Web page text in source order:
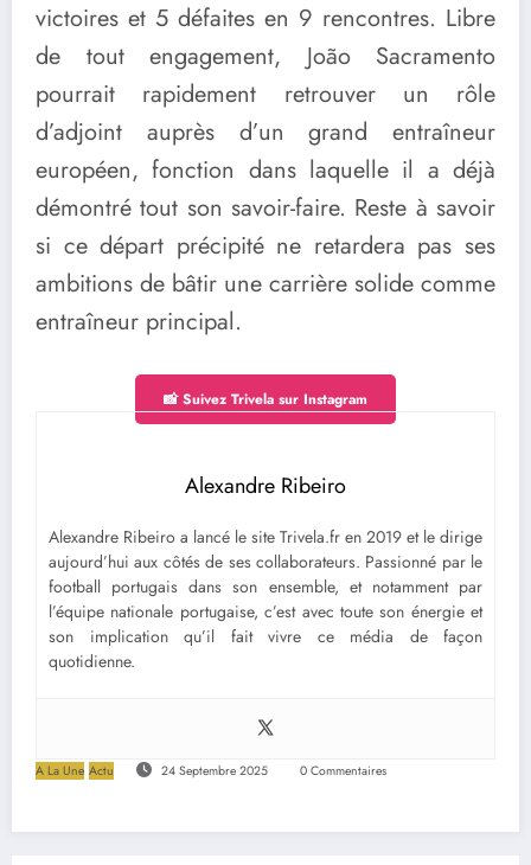
victoires et 5 défaites en 9 rencontres. Libre
de tout engagement, João Sacramento
pourrait rapidement retrouver un rôle
d’adjoint auprès d’un grand entraîneur
européen, fonction dans laquelle il a déjà
démontré tout son savoir-faire. Reste à savoir
si ce départ précipité ne retardera pas ses
ambitions de bâtir une carrière solide comme
entraîneur principal.
📸 Suivez Trivela sur Instagram
Alexandre Ribeiro
Alexandre Ribeiro a lancé le site Trivela.fr en 2019 et le dirige
aujourd’hui aux côtés de ses collaborateurs. Passionné par le
football portugais dans son ensemble, et notamment par
l’équipe nationale portugaise, c’est avec toute son énergie et
son implication qu’il fait vivre ce média de façon
quotidienne.
A La Une Actu 24 Septembre 2025 0 Commentaires